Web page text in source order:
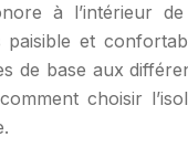
à l’intérieur
et
de base aux
choisir